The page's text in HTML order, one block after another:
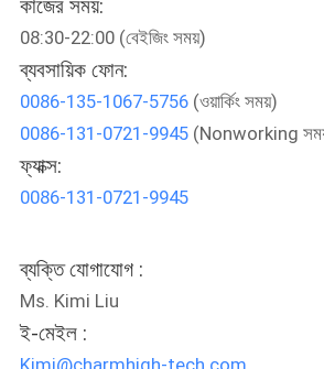
কারখানা
ভ্রমণ
মান
নিয়ন্ত্রণ
সাথে
যোগাযোগ
করুন
কাজের সময়:
08:30-22:00 (বেইজিং সময়)
ব্যবসায়িক ফোন:
0086-135-1067-5756(ওয়ার্কিং সময়)
0086-131-0721-9945(Nonworking
ফ্যাক্স:
0086-131-0721-9945
ব্যক্তি যোগাযোগ :
Ms. Kimi Liu
ই-মেইল :